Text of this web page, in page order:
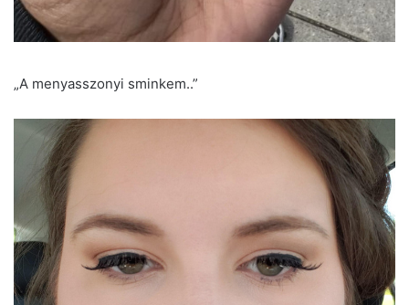
„A menyasszonyi sminkem..”